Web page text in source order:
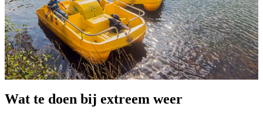
Wat te doen bij extreem weer